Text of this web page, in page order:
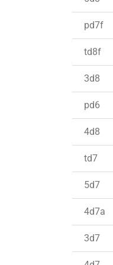
pd7f
td8f
3d8
pd6
4d8
td7
5d7
4d7a
3d7